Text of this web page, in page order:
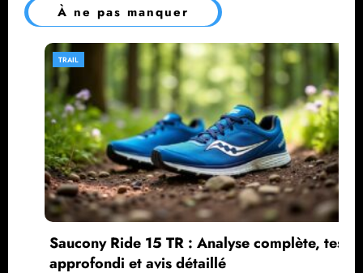
À ne pas manquer
15 TR : Analyse complète, test
et avis détaillé
Brooks